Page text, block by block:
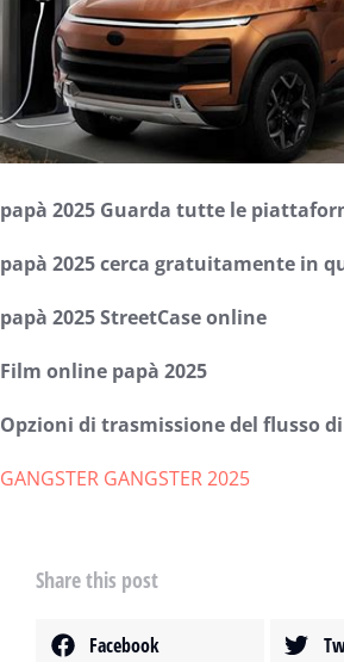
papà 2025 Guarda tutte le
papà 2025 cerca gratuitamente in
papà 2025 StreetCase online
Film online papà 2025
Opzioni di trasmissione del flusso
GANGSTER GANGSTER 2025
Share this post
Facebook